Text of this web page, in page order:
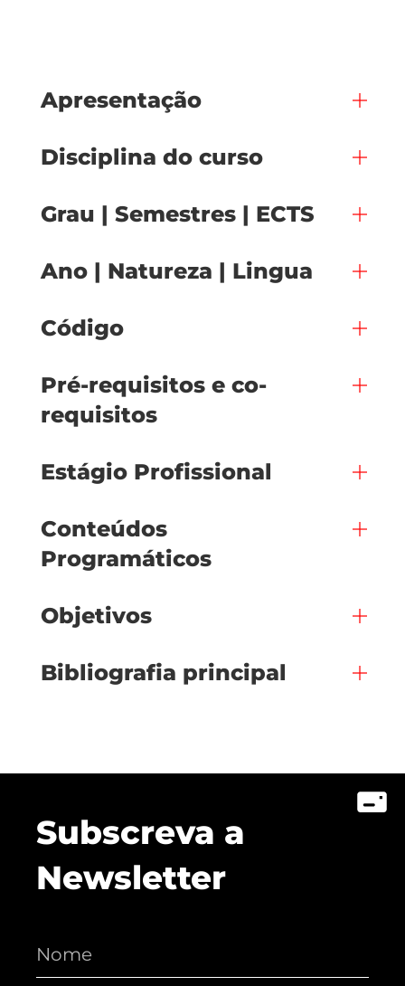
Apresentação
Disciplina do curso
Grau | Semestres | ECTS
Ano | Natureza | Lingua
Código
Pré-requisitos e co-
requisitos
Estágio Profissional
Conteúdos
Programáticos
Objetivos
Bibliografia principal
Subscreva a
Newsletter